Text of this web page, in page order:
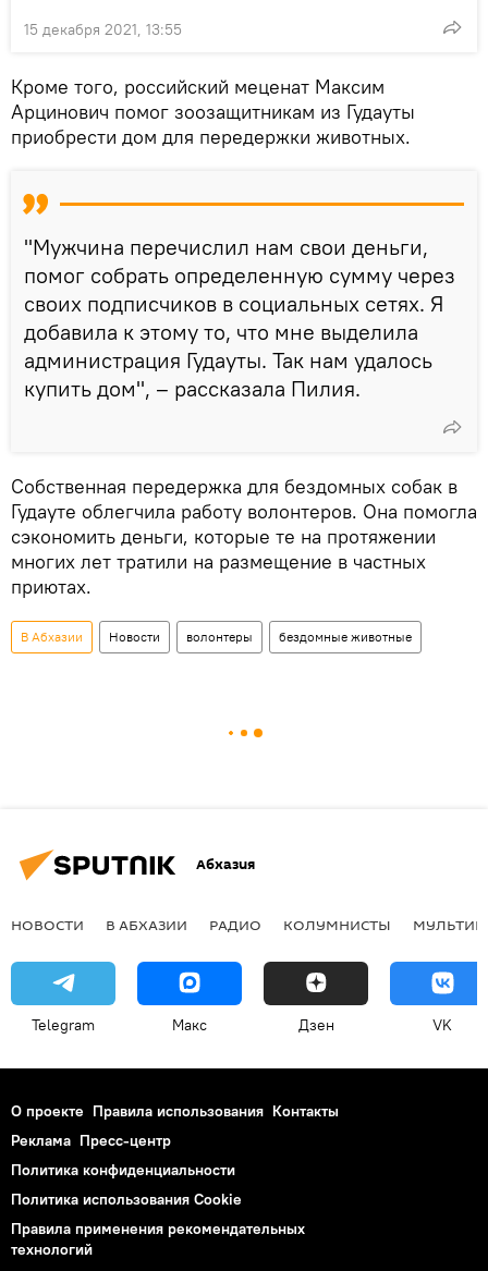
15 декабря 2021, 13:55
Кроме того, российский меценат Максим
Арцинович помог зоозащитникам из Гудауты
приобрести дом для передержки животных.
"Мужчина перечислил нам свои деньги,
помог собрать определенную сумму через
своих подписчиков в социальных сетях. Я
добавила к этому то, что мне выделила
администрация Гудауты. Так нам удалось
купить дом", – рассказала Пилия.
Собственная передержка для бездомных собак в
Гудауте облегчила работу волонтеров. Она помогла
сэкономить деньги, которые те на протяжении
многих лет тратили на размещение в частных
приютах.
В Абхазии Новости волонтеры бездомные животные
Абхазия
НОВОСТИ В АБХАЗИИ РАДИО КОЛУМНИСТЫ
Telegram Макс Дзен VK
О проекте Правила использования Контакты
Реклама Пресс-центр
Политика конфиденциальности
Политика использования Cookie
Правила применения рекомендательных
технологий